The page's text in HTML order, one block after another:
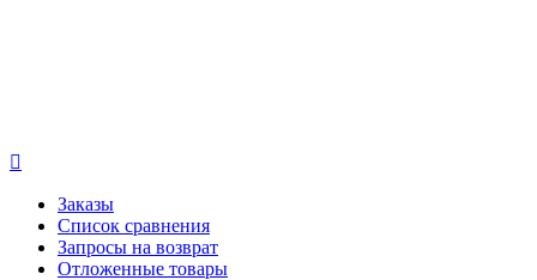

Заказы
Список сравнения
Запросы на возврат
Отложенные товары